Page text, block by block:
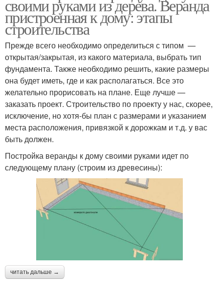
своими руками из дерева. Веранда
пристроенная к дому: этапы
строительства
Прежде всего необходимо определиться с типом —
открытая/закрытая, из какого материала, выбрать тип
фундамента. Также необходимо решить, какие размеры
она будет иметь, где и как располагаться. Все это
желательно прорисовать на плане. Еще лучше —
заказать проект. Строительство по проекту у нас, скорее,
исключение, но хотя-бы план с размерами и указанием
места расположения, привязкой к дорожкам и т.д. у вас
быть должен.
Постройка веранды к дому своими руками идет по
следующему плану (строим из древесины):
читать дальше →